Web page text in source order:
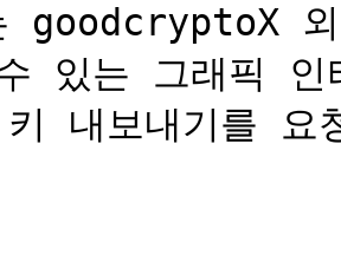
goodcryptoX
있는 그래픽
키 내보내기를 요